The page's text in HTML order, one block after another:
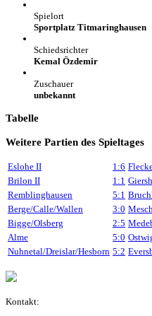
Spielort
Sportplatz Titmaringhausen
Schiedsrichter
Kemal Özdemir
Zuschauer
unbekannt
Tabelle
Weitere Partien des Spieltages
Eslohe II 1:6
Brilon II
1:1
Remblinghausen
5:1
Berge/Calle/Wallen
3:0
Bigge/Olsberg
2:5
Alme
5:0
Nuhnetal/Dreislar/Hesborn 5:2
Kontakt: